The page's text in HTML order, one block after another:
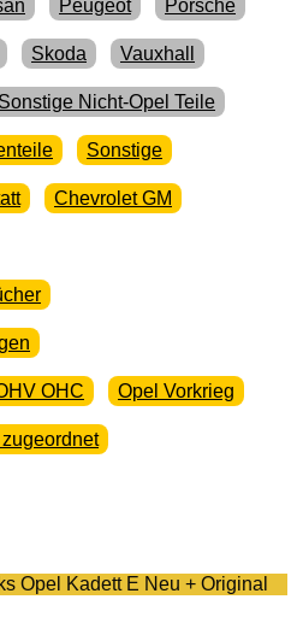
Peugeot Porsche
Skoda Vauxhall
Sonstige Nicht-Opel Teile
Sonstige
Chevrolet GM
OHC Opel Vorkrieg
Opel Kadett E Neu + Original